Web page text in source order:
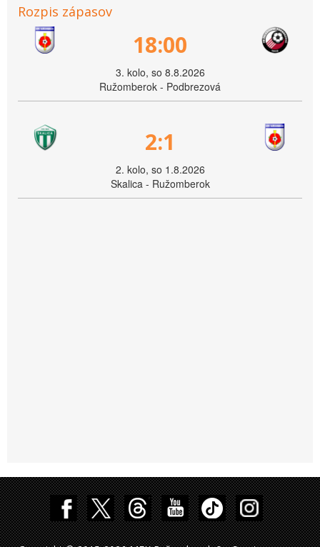
Rozpis zápasov
18:00
3. kolo, so 8.8.2026
Ružomberok - Podbrezová
2:1
2. kolo, so 1.8.2026
Skalica - Ružomberok